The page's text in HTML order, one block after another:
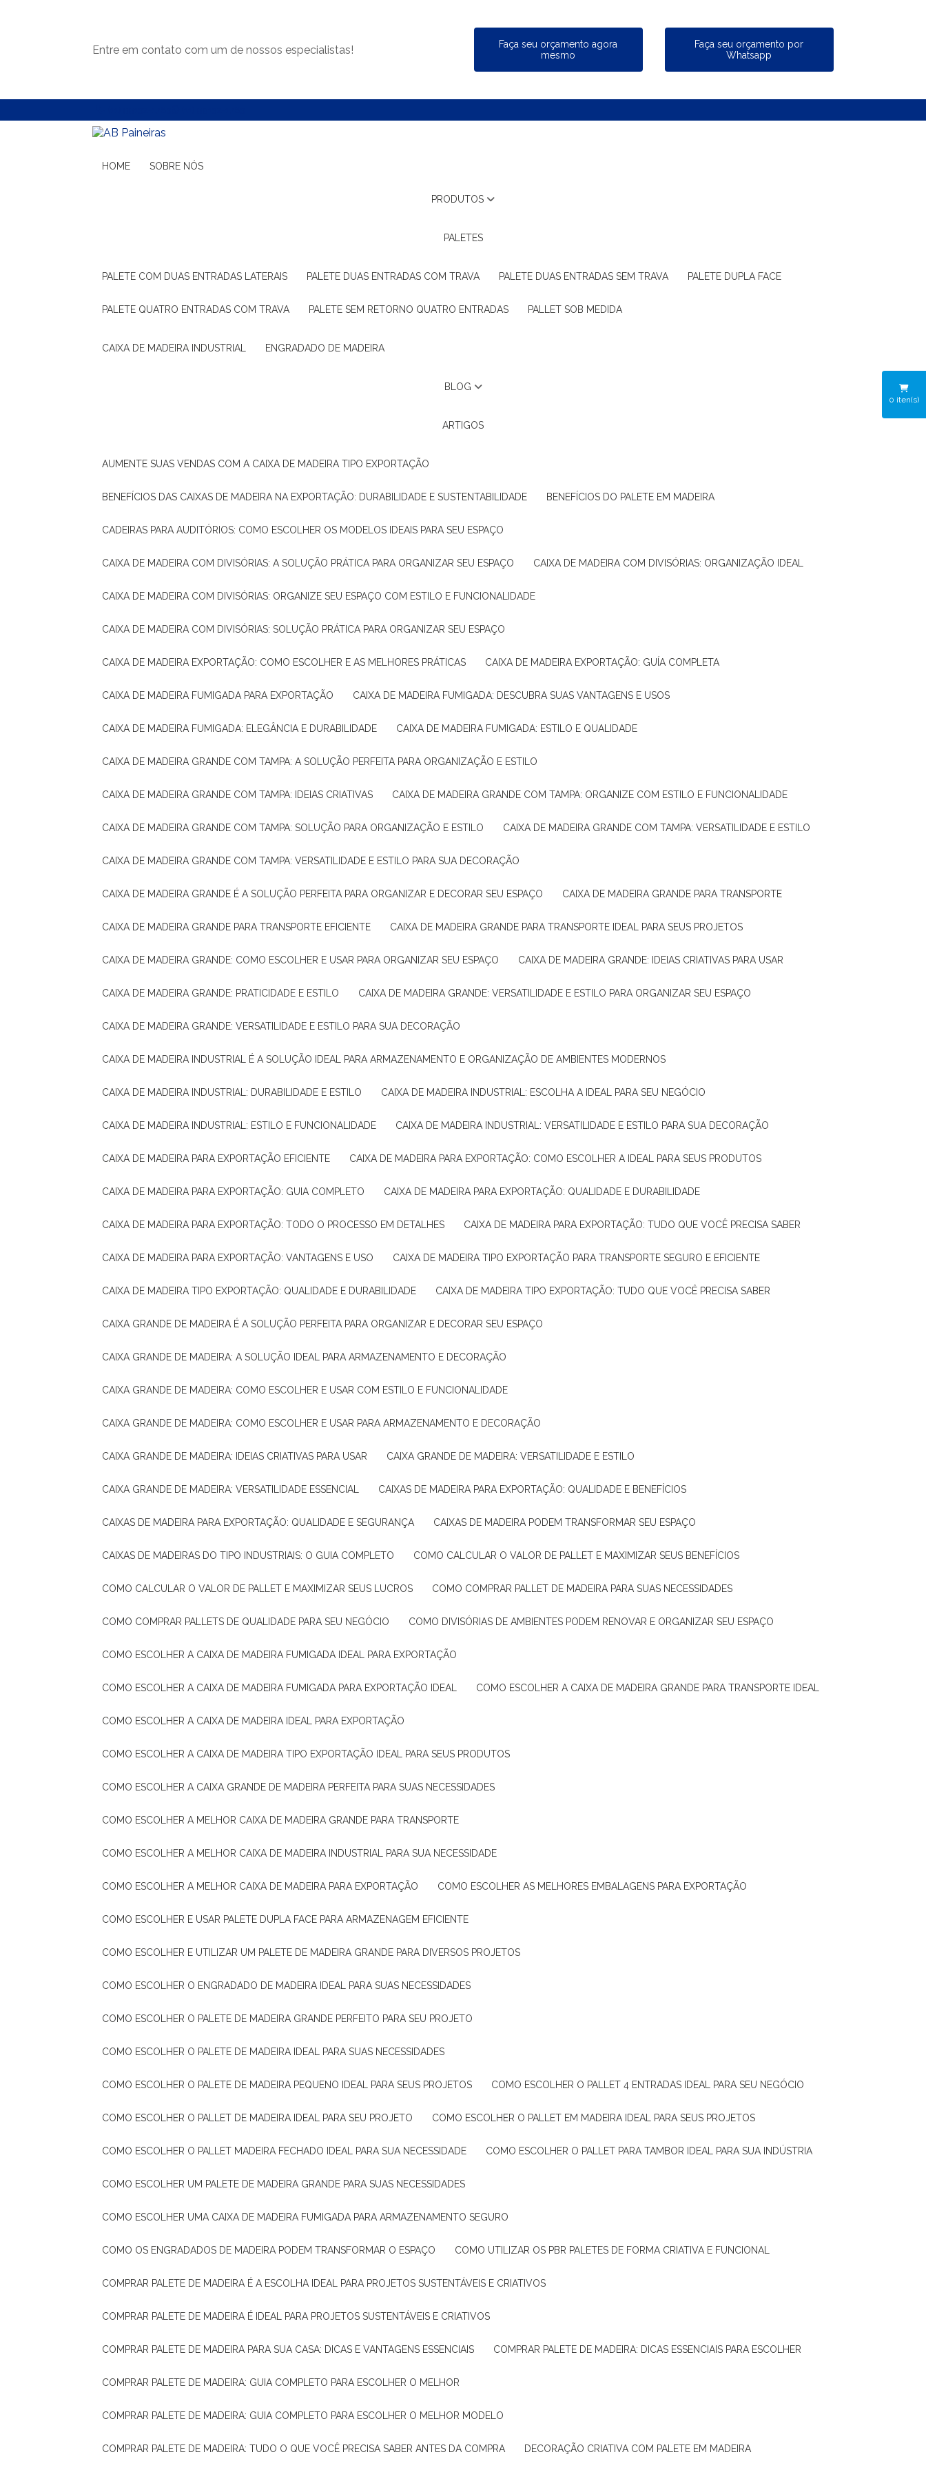
Entre em contato com um de nossos especialistas!
Faça seu orçamento agora
mesmo
Faça seu orçamento por
Whatsapp
HOME SOBRE NÓS
PRODUTOS
PALETES
PALETE COM DUAS ENTRADAS LATERAIS PALETE DUAS ENTRADAS COM TRAVA PALETE DUAS ENTRADAS SEM TRAVA PALETE DUPLA FACE
PALETE QUATRO ENTRADAS COM TRAVA PALETE SEM RETORNO QUATRO ENTRADAS PALLET SOB MEDIDA
CAIXA DE MADEIRA INDUSTRIAL ENGRADADO DE MADEIRA
BLOG
ARTIGOS
AUMENTE SUAS VENDAS COM A CAIXA DE MADEIRA TIPO EXPORTAÇÃO
BENEFÍCIOS DAS CAIXAS DE MADEIRA NA EXPORTAÇÃO: DURABILIDADE E SUSTENTABILIDADE BENEFÍCIOS DO PALETE EM MADEIRA
CADEIRAS PARA AUDITÓRIOS: COMO ESCOLHER OS MODELOS IDEAIS PARA SEU ESPAÇO
CAIXA DE MADEIRA COM DIVISÓRIAS: A SOLUÇÃO PRÁTICA PARA ORGANIZAR SEU ESPAÇO CAIXA DE MADEIRA COM DIVISÓRIAS: ORGANIZAÇÃO IDEAL
CAIXA DE MADEIRA COM DIVISÓRIAS: ORGANIZE SEU ESPAÇO COM ESTILO E FUNCIONALIDADE
CAIXA DE MADEIRA COM DIVISÓRIAS: SOLUÇÃO PRÁTICA PARA ORGANIZAR SEU ESPAÇO
CAIXA DE MADEIRA EXPORTAÇÃO: COMO ESCOLHER E AS MELHORES PRÁTICAS CAIXA DE MADEIRA EXPORTAÇÃO: GUÍA COMPLETA
CAIXA DE MADEIRA FUMIGADA PARA EXPORTAÇÃO CAIXA DE MADEIRA FUMIGADA: DESCUBRA SUAS VANTAGENS E USOS
CAIXA DE MADEIRA FUMIGADA: ELEGÂNCIA E DURABILIDADE CAIXA DE MADEIRA FUMIGADA: ESTILO E QUALIDADE
CAIXA DE MADEIRA GRANDE COM TAMPA: A SOLUÇÃO PERFEITA PARA ORGANIZAÇÃO E ESTILO
CAIXA DE MADEIRA GRANDE COM TAMPA: IDEIAS CRIATIVAS CAIXA DE MADEIRA GRANDE COM TAMPA: ORGANIZE COM ESTILO E FUNCIONALIDADE
CAIXA DE MADEIRA GRANDE COM TAMPA: SOLUÇÃO PARA ORGANIZAÇÃO E ESTILO CAIXA DE MADEIRA GRANDE COM TAMPA: VERSATILIDADE E ESTILO
CAIXA DE MADEIRA GRANDE COM TAMPA: VERSATILIDADE E ESTILO PARA SUA DECORAÇÃO
CAIXA DE MADEIRA GRANDE É A SOLUÇÃO PERFEITA PARA ORGANIZAR E DECORAR SEU ESPAÇO CAIXA DE MADEIRA GRANDE PARA TRANSPORTE
CAIXA DE MADEIRA GRANDE PARA TRANSPORTE EFICIENTE CAIXA DE MADEIRA GRANDE PARA TRANSPORTE IDEAL PARA SEUS PROJETOS
CAIXA DE MADEIRA GRANDE: COMO ESCOLHER E USAR PARA ORGANIZAR SEU ESPAÇO CAIXA DE MADEIRA GRANDE: IDEIAS CRIATIVAS PARA USAR
CAIXA DE MADEIRA GRANDE: PRATICIDADE E ESTILO CAIXA DE MADEIRA GRANDE: VERSATILIDADE E ESTILO PARA ORGANIZAR SEU ESPAÇO
CAIXA DE MADEIRA GRANDE: VERSATILIDADE E ESTILO PARA SUA DECORAÇÃO
CAIXA DE MADEIRA INDUSTRIAL É A SOLUÇÃO IDEAL PARA ARMAZENAMENTO E ORGANIZAÇÃO DE AMBIENTES MODERNOS
CAIXA DE MADEIRA INDUSTRIAL: DURABILIDADE E ESTILO CAIXA DE MADEIRA INDUSTRIAL: ESCOLHA A IDEAL PARA SEU NEGÓCIO
CAIXA DE MADEIRA INDUSTRIAL: ESTILO E FUNCIONALIDADE CAIXA DE MADEIRA INDUSTRIAL: VERSATILIDADE E ESTILO PARA SUA DECORAÇÃO
CAIXA DE MADEIRA PARA EXPORTAÇÃO EFICIENTE CAIXA DE MADEIRA PARA EXPORTAÇÃO: COMO ESCOLHER A IDEAL PARA SEUS PRODUTOS
CAIXA DE MADEIRA PARA EXPORTAÇÃO: GUIA COMPLETO CAIXA DE MADEIRA PARA EXPORTAÇÃO: QUALIDADE E DURABILIDADE
CAIXA DE MADEIRA PARA EXPORTAÇÃO: TODO O PROCESSO EM DETALHES CAIXA DE MADEIRA PARA EXPORTAÇÃO: TUDO QUE VOCÊ PRECISA SABER
CAIXA DE MADEIRA PARA EXPORTAÇÃO: VANTAGENS E USO CAIXA DE MADEIRA TIPO EXPORTAÇÃO PARA TRANSPORTE SEGURO E EFICIENTE
CAIXA DE MADEIRA TIPO EXPORTAÇÃO: QUALIDADE E DURABILIDADE CAIXA DE MADEIRA TIPO EXPORTAÇÃO: TUDO QUE VOCÊ PRECISA SABER
CAIXA GRANDE DE MADEIRA É A SOLUÇÃO PERFEITA PARA ORGANIZAR E DECORAR SEU ESPAÇO
CAIXA GRANDE DE MADEIRA: A SOLUÇÃO IDEAL PARA ARMAZENAMENTO E DECORAÇÃO
CAIXA GRANDE DE MADEIRA: COMO ESCOLHER E USAR COM ESTILO E FUNCIONALIDADE
CAIXA GRANDE DE MADEIRA: COMO ESCOLHER E USAR PARA ARMAZENAMENTO E DECORAÇÃO
CAIXA GRANDE DE MADEIRA: IDEIAS CRIATIVAS PARA USAR CAIXA GRANDE DE MADEIRA: VERSATILIDADE E ESTILO
CAIXA GRANDE DE MADEIRA: VERSATILIDADE ESSENCIAL CAIXAS DE MADEIRA PARA EXPORTAÇÃO: QUALIDADE E BENEFÍCIOS
CAIXAS DE MADEIRA PARA EXPORTAÇÃO: QUALIDADE E SEGURANÇA CAIXAS DE MADEIRA PODEM TRANSFORMAR SEU ESPAÇO
CAIXAS DE MADEIRAS DO TIPO INDUSTRIAIS: O GUIA COMPLETO COMO CALCULAR O VALOR DE PALLET E MAXIMIZAR SEUS BENEFÍCIOS
COMO CALCULAR O VALOR DE PALLET E MAXIMIZAR SEUS LUCROS COMO COMPRAR PALLET DE MADEIRA PARA SUAS NECESSIDADES
COMO COMPRAR PALLETS DE QUALIDADE PARA SEU NEGÓCIO COMO DIVISÓRIAS DE AMBIENTES PODEM RENOVAR E ORGANIZAR SEU ESPAÇO
COMO ESCOLHER A CAIXA DE MADEIRA FUMIGADA IDEAL PARA EXPORTAÇÃO
COMO ESCOLHER A CAIXA DE MADEIRA FUMIGADA PARA EXPORTAÇÃO IDEAL COMO ESCOLHER A CAIXA DE MADEIRA GRANDE PARA TRANSPORTE IDEAL
COMO ESCOLHER A CAIXA DE MADEIRA IDEAL PARA EXPORTAÇÃO
COMO ESCOLHER A CAIXA DE MADEIRA TIPO EXPORTAÇÃO IDEAL PARA SEUS PRODUTOS
COMO ESCOLHER A CAIXA GRANDE DE MADEIRA PERFEITA PARA SUAS NECESSIDADES
COMO ESCOLHER A MELHOR CAIXA DE MADEIRA GRANDE PARA TRANSPORTE
COMO ESCOLHER A MELHOR CAIXA DE MADEIRA INDUSTRIAL PARA SUA NECESSIDADE
COMO ESCOLHER A MELHOR CAIXA DE MADEIRA PARA EXPORTAÇÃO COMO ESCOLHER AS MELHORES EMBALAGENS PARA EXPORTAÇÃO
COMO ESCOLHER E USAR PALETE DUPLA FACE PARA ARMAZENAGEM EFICIENTE
COMO ESCOLHER E UTILIZAR UM PALETE DE MADEIRA GRANDE PARA DIVERSOS PROJETOS
COMO ESCOLHER O ENGRADADO DE MADEIRA IDEAL PARA SUAS NECESSIDADES
COMO ESCOLHER O PALETE DE MADEIRA GRANDE PERFEITO PARA SEU PROJETO
COMO ESCOLHER O PALETE DE MADEIRA IDEAL PARA SUAS NECESSIDADES
COMO ESCOLHER O PALETE DE MADEIRA PEQUENO IDEAL PARA SEUS PROJETOS COMO ESCOLHER O PALLET 4 ENTRADAS IDEAL PARA SEU NEGÓCIO
COMO ESCOLHER O PALLET DE MADEIRA IDEAL PARA SEU PROJETO COMO ESCOLHER O PALLET EM MADEIRA IDEAL PARA SEUS PROJETOS
COMO ESCOLHER O PALLET MADEIRA FECHADO IDEAL PARA SUA NECESSIDADE COMO ESCOLHER O PALLET PARA TAMBOR IDEAL PARA SUA INDÚSTRIA
COMO ESCOLHER UM PALETE DE MADEIRA GRANDE PARA SUAS NECESSIDADES
COMO ESCOLHER UMA CAIXA DE MADEIRA FUMIGADA PARA ARMAZENAMENTO SEGURO
COMO OS ENGRADADOS DE MADEIRA PODEM TRANSFORMAR O ESPAÇO COMO UTILIZAR OS PBR PALETES DE FORMA CRIATIVA E FUNCIONAL
COMPRAR PALETE DE MADEIRA É A ESCOLHA IDEAL PARA PROJETOS SUSTENTÁVEIS E CRIATIVOS
COMPRAR PALETE DE MADEIRA É IDEAL PARA PROJETOS SUSTENTÁVEIS E CRIATIVOS
COMPRAR PALETE DE MADEIRA PARA SUA CASA: DICAS E VANTAGENS ESSENCIAIS COMPRAR PALETE DE MADEIRA: DICAS ESSENCIAIS PARA ESCOLHER
COMPRAR PALETE DE MADEIRA: GUIA COMPLETO PARA ESCOLHER O MELHOR
COMPRAR PALETE DE MADEIRA: GUIA COMPLETO PARA ESCOLHER O MELHOR MODELO
COMPRAR PALETE DE MADEIRA: TUDO O QUE VOCÊ PRECISA SABER ANTES DA COMPRA DECORAÇÃO CRIATIVA COM PALETE EM MADEIRA
0 iten(s)